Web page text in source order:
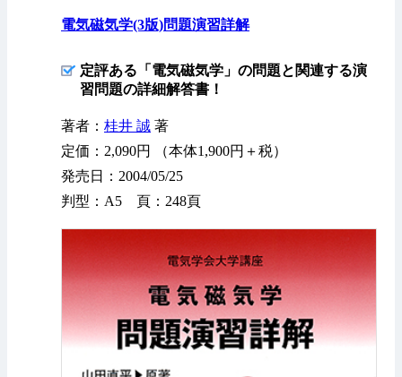
電気磁気学(3版)問題演習詳解
定評ある「電気磁気学」の問題と関連する演
習問題の詳細解答書！
著者： 桂井 誠 著
定価：2,090円 （本体1,900円＋税）
発売日：2004/05/25
判型：A5 頁：248頁